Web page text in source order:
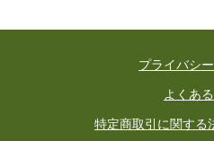
プライバシ
よくあ
特定商取引に関する